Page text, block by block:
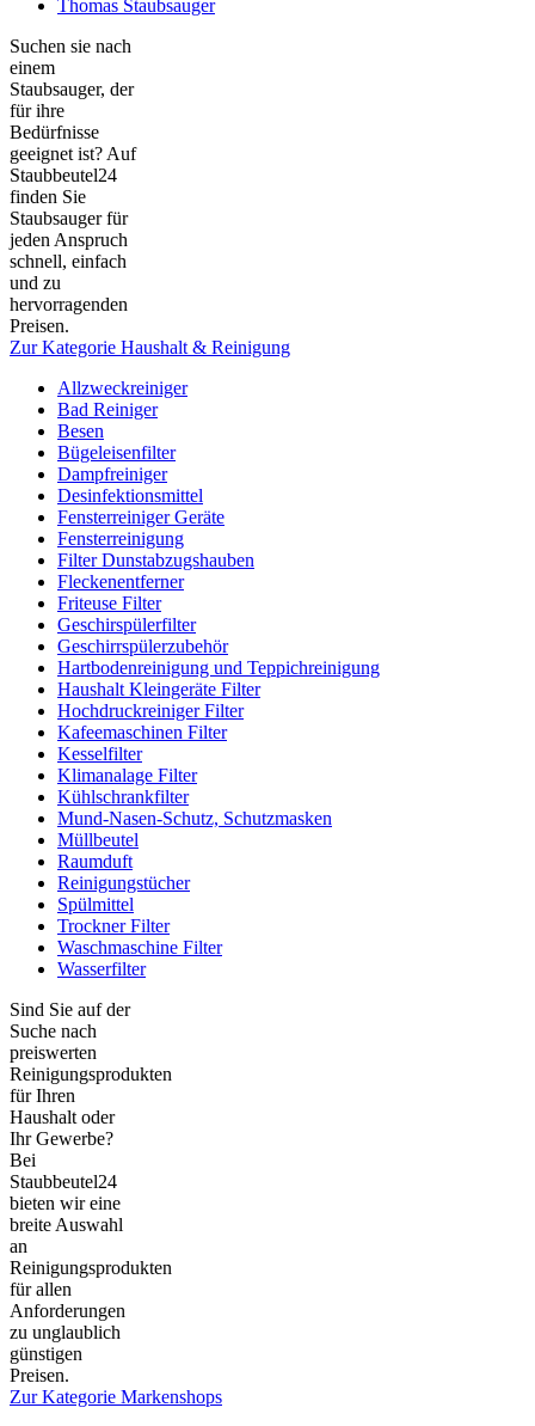
Thomas Staubsauger
Suchen sie nach
einem
Staubsauger, der
für ihre
Bedürfnisse
geeignet ist? Auf
Staubbeutel24
finden Sie
Staubsauger für
jeden Anspruch
schnell, einfach
und zu
hervorragenden
Preisen.
Zur Kategorie Haushalt & Reinigung
Allzweckreiniger
Bad Reiniger
Besen
Bügeleisenfilter
Dampfreiniger
Desinfektionsmittel
Fensterreiniger Geräte
Fensterreinigung
Filter Dunstabzugshauben
Fleckenentferner
Friteuse Filter
Geschirspülerfilter
Geschirrspülerzubehör
Hartbodenreinigung und Teppichreinigung
Haushalt Kleingeräte Filter
Hochdruckreiniger Filter
Kafeemaschinen Filter
Kesselfilter
Klimanalage Filter
Kühlschrankfilter
Mund-Nasen-Schutz, Schutzmasken
Müllbeutel
Raumduft
Reinigungstücher
Spülmittel
Trockner Filter
Waschmaschine Filter
Wasserfilter
Sind Sie auf der
Suche nach
preiswerten
Reinigungsprodukten
für Ihren
Haushalt oder
Ihr Gewerbe?
Bei
Staubbeutel24
bieten wir eine
breite Auswahl
an
Reinigungsprodukten
für allen
Anforderungen
zu unglaublich
günstigen
Preisen.
Zur Kategorie Markenshops